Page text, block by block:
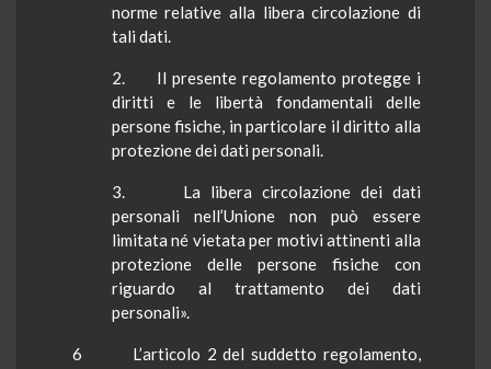
norme relative alla libera circolazione di
tali dati.
2. Il presente regolamento protegge i
diritti e le libertà fondamentali delle
persone fisiche, in particolare il diritto alla
protezione dei dati personali.
3. La libera circolazione dei dati
personali nell’Unione non può essere
limitata né vietata per motivi attinenti alla
protezione delle persone fisiche con
riguardo al trattamento dei dati
personali».
6 L’articolo 2 del suddetto regolamento,